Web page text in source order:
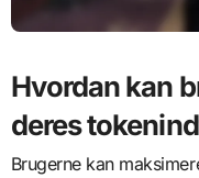
Hvordan kan
deres
Brugerne kan